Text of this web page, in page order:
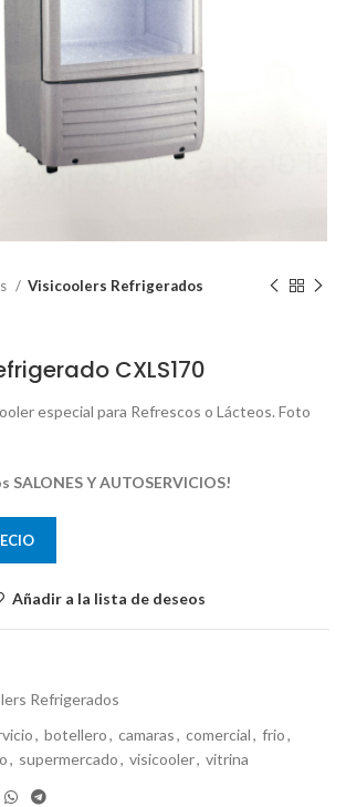
Visicoolers Refrigerados
CXLS170
especial para Refrescos o Lácteos. Foto
Y AUTOSERVICIOS!
Añadir a la lista de deseos
Refrigerados
, botellero, camaras, comercial, frio,
, supermercado, visicooler, vitrina